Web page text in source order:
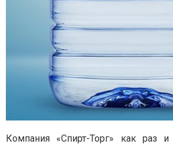
Компания «Спирт-Торг» как раз и